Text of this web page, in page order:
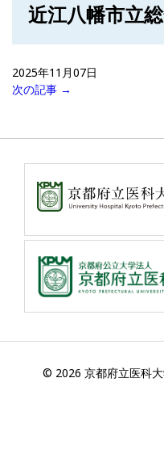
近江八幡市立
2025年11月07日
次の記事 →
© 2026 京都府立医科